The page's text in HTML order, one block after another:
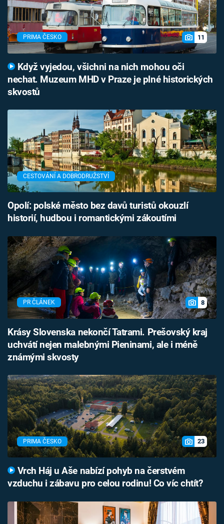
PRIMA ČESKO 11
Když vyjedou, všichni na nich mohou oči
nechat. Muzeum MHD v Praze je plné historických
skvostů
CESTOVÁNÍ A DOBRODRUŽSTVÍ
Opolí: polské město bez davů turistů okouzlí
historií, hudbou i romantickými zákoutími
PR ČLÁNEK 8
Krásy Slovenska nekončí Tatrami. Prešovský kraj
uchvátí nejen malebnými Pieninami, ale i méně
známými skvosty
PRIMA ČESKO 23
Vrch Háj u Aše nabízí pohyb na čerstvém
vzduchu i zábavu pro celou rodinu! Co víc chtít?